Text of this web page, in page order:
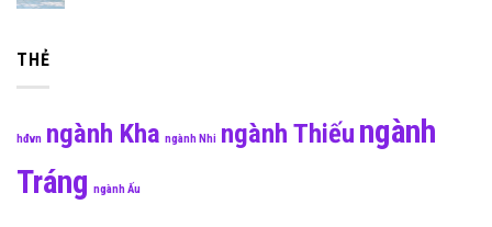
THẺ
hđvn ngành Kha ngành Nhi ngành Thiếu ngành
Tráng ngành Ấu